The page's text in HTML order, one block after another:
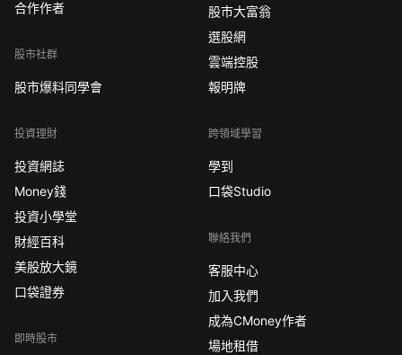
合作作者
股市社群
股市爆料同學會
投資理財
投資網誌
Money錢
投資小學堂
財經百科
美股放大鏡
口袋證券
即時股市
股市大富翁
選股網
雲端控股
報明牌
跨領域學習
學到
口袋Studio
聯絡我們
客服中心
加入我們
成為CMoney作者
場地租借